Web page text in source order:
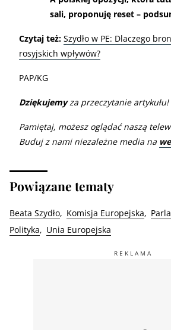
sali, proponuję reset –
Czytaj też: Szydło w PE: Dlaczego
rosyjskich wpływów?
PAP/KG
Dziękujemyza przeczytanie artykułu!
Pamiętaj, możesz oglądać naszą
Buduj z nami niezależne media na
Powiązane tematy
Beata Szydło Komisja Europejska
Polityka
Unia Europejska